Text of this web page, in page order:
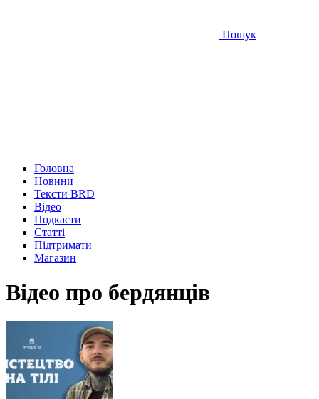
Пошук
Головна
Новини
Тексти BRD
Відео
Подкасти
Статті
Підтримати
Магазин
Відео про бердянців